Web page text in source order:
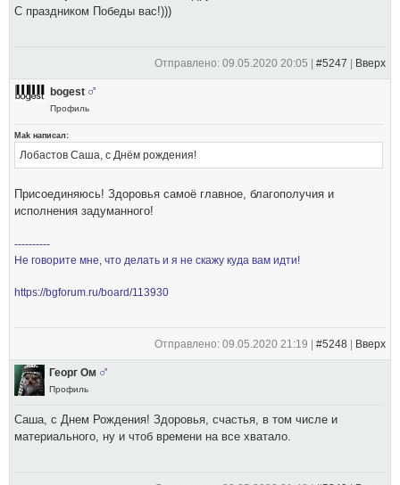
С праздником Победы вас!)))
Отправлено: 09.05.2020 20:05 | #5247 Вверх
bogest
Профиль
Mak написал:
Лобастов Саша, с Днём рождения!
Присоединяюсь! Здоровья самоё главное, благополучия и
исполнения задуманного!
----------
Не говорите мне, что делать и я не скажу куда вам идти!
https://bgforum.ru/board/113930
Отправлено: 09.05.2020 21:19 | #5248 Вверх
Георг Ом
Профиль
Саша, с Днем Рождения! Здоровья, счастья, в том числе и
материального, ну и чтоб времени на все хватало.